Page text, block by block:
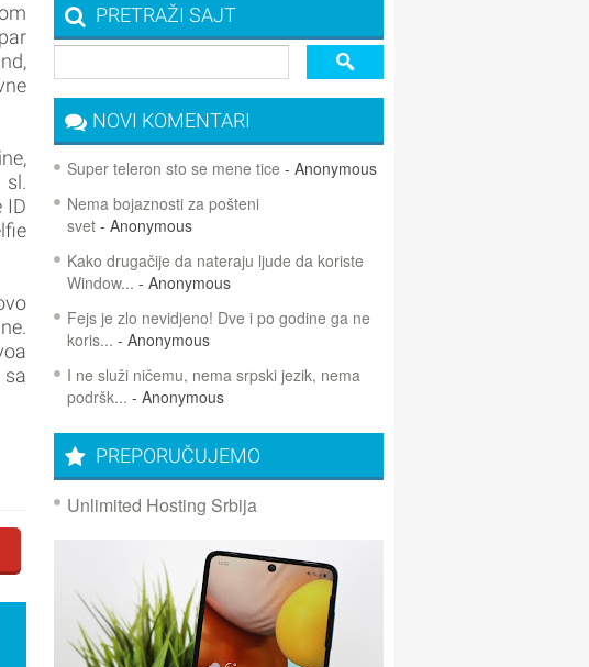
sl.
ID
sa
PRETRAŽI SAJT
NOVI KOMENTARI
Super teleron sto se mene tice - Anonymous
Nema bojaznosti za pošteni
svet - Anonymous
Kako drugačije da nateraju ljude da koriste
Window... - Anonymous
Fejs je zlo nevidjeno! Dve i po godine ga ne
koris... - Anonymous
I ne služi ničemu, nema srpski jezik, nema
podršk... - Anonymous
PREPORUČUJEMO
Unlimited Hosting Srbija